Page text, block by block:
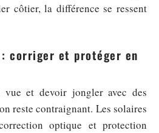
côtier, la différence se ressent
corriger et protéger en
vue et devoir jongler avec des
reste contraignant. Les solaires
optique et protection